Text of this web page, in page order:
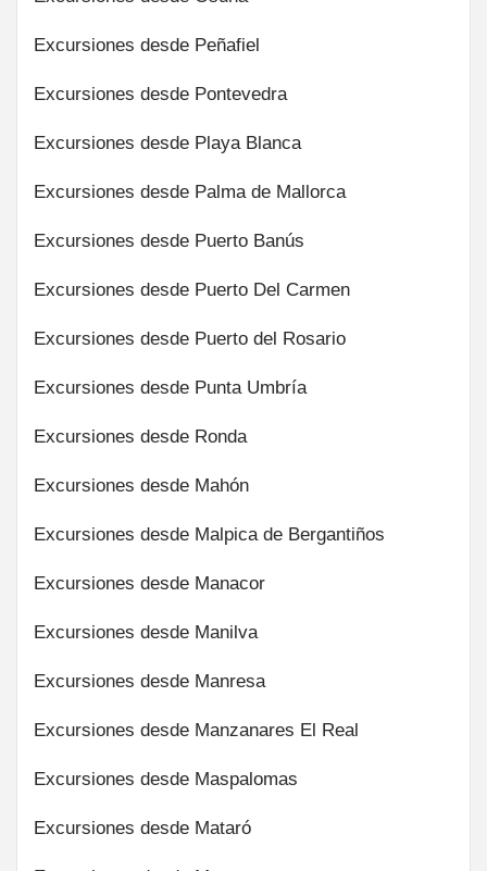
Excursiones desde Peñafiel
Excursiones desde Pontevedra
Excursiones desde Playa Blanca
Excursiones desde Palma de Mallorca
Excursiones desde Puerto Banús
Excursiones desde Puerto Del Carmen
Excursiones desde Puerto del Rosario
Excursiones desde Punta Umbría
Excursiones desde Ronda
Excursiones desde Mahón
Excursiones desde Malpica de Bergantiños
Excursiones desde Manacor
Excursiones desde Manilva
Excursiones desde Manresa
Excursiones desde Manzanares El Real
Excursiones desde Maspalomas
Excursiones desde Mataró